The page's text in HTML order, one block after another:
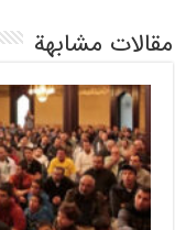
مقالات مشابهة